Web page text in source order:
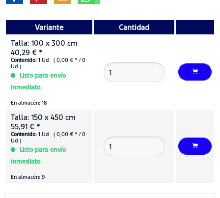
Variante
Cantidad
Talla: 100 x 300 cm
40,29 € *
Contenido: 1 Ud ( 0,00 € * / 0
Ud )
Listo para envío
inmediato.
En almacén: 18
Talla: 150 x 450 cm
55,91 € *
Contenido: 1 Ud ( 0,00 € * / 0
Ud )
Listo para envío
inmediato.
En almacén: 9